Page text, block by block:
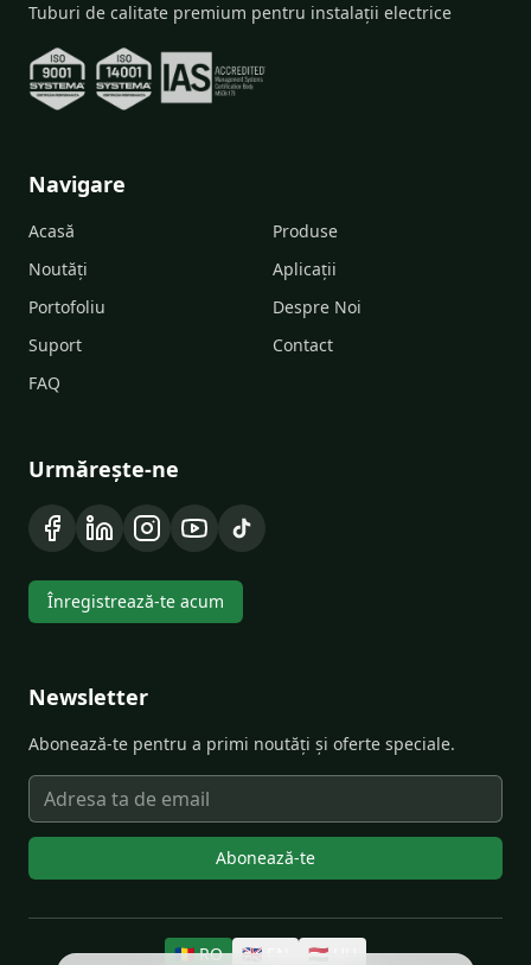
Tuburi de calitate premium pentru instalații electrice
Navigare
Acasă
Produse
Noutăți
Aplicații
Portofoliu
Despre Noi
Suport
Contact
FAQ
Urmărește-ne
Înregistrează-te acum
Newsletter
Abonează-te pentru a primi noutăți și oferte speciale.
Abonează-te
🇷🇴 RO 🇬🇧 🇭🇺